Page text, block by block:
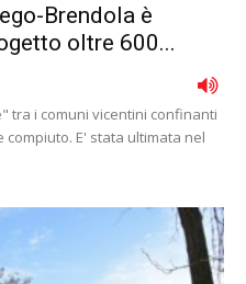
Brendola è
oltre 600...
tra i comuni vicentini confinanti
E' stata ultimata nel